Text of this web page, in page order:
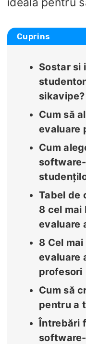
Cuprins
Sostar si
sikavipe?
Cum să
evaluare
Cum
Tabel de
8 cel mai
evaluare
8 Cel
evaluare
profesori
Cum să
pentru a
Întrebări